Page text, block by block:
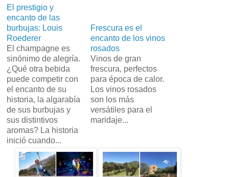
El prestigio y
encanto de las
burbujas: Louis
Roederer
El champagne es
sinónimo de alegría.
¿Qué otra bebida
puede competir con
el encanto de su
historia, la algarabía
de sus burbujas y
sus distintivos
aromas? La historia
inició cuando...
Frescura es el
encanto de los vinos
rosados
Vinos de gran
frescura, perfectos
para época de calor.
Los vinos rosados
son los más
versátiles para el
maridaje...